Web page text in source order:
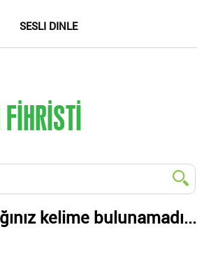
SESLI DINLE
kelime bulunamadı...